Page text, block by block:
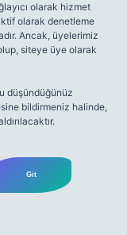
olarak hizmet
olarak denetleme
Ancak, üyelerimiz
siteye üye olarak
düşündüğünüz
bildirmeniz halinde,